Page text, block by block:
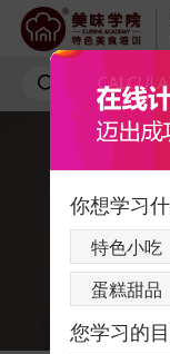
你想学习
特色小吃
蛋糕甜品
您学习的